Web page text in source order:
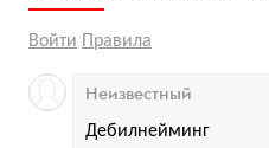
Войти Правила
Дебилнейминг
Неизвестный